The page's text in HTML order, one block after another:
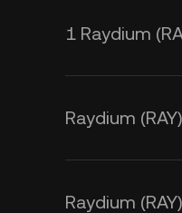
1 Raydium
KuCoin
कीमत सप्लाई
Raydium
Raydium